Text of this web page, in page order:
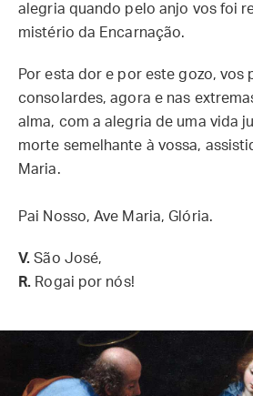
alegria quando pelo anjo vos foi
mistério da Encarnação.
Por esta dor e por este gozo, vos
consolardes, agora e nas
alma, com a alegria de uma vida
morte semelhante à vossa,
Maria.
Pai Nosso, Ave Maria, Glória.
V. São José,
R. Rogai por nós!